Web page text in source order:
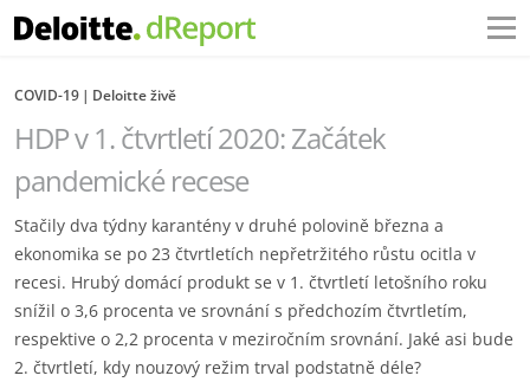
COVID-19 Deloitte živě
HDP v 1. čtvrtletí 2020: Začátek
pandemické recese
Stačily dva týdny karantény v druhé polovině března a
ekonomika se po 23 čtvrtletích nepřetržitého růstu ocitla v
recesi. Hrubý domácí produkt se v 1. čtvrtletí letošního roku
snížil o 3,6 procenta ve srovnání s předchozím čtvrtletím,
respektive o 2,2 procenta v meziročním srovnání. Jaké asi bude
2. čtvrtletí, kdy nouzový režim trval podstatně déle?